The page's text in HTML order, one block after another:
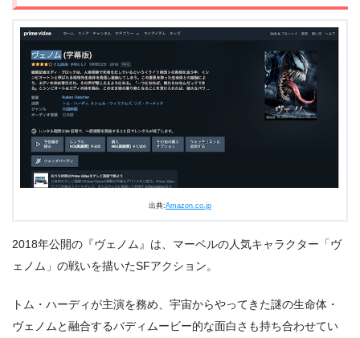
出典:Amazon.co.jp
2018年公開の『ヴェノム』は、マーベルの人気キャラクター「ヴ
ェノム」の戦いを描いたSFアクション。
トム・ハーディが主演を務め、宇宙からやってきた謎の生命体・
ヴェノムと融合するバディムービー的な面白さも持ち合わせてい